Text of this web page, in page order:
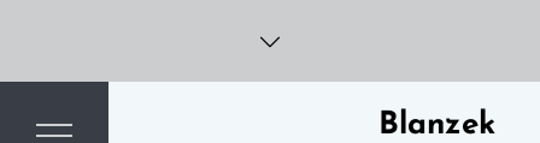
content
Blanzek